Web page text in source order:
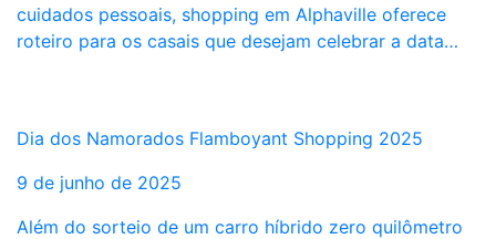
cuidados pessoais, shopping em Alphaville oferece
roteiro para os casais que desejam celebrar a data…
Dia dos Namorados Flamboyant Shopping 2025
9 de junho de 2025
Além do sorteio de um carro híbrido zero quilômetro